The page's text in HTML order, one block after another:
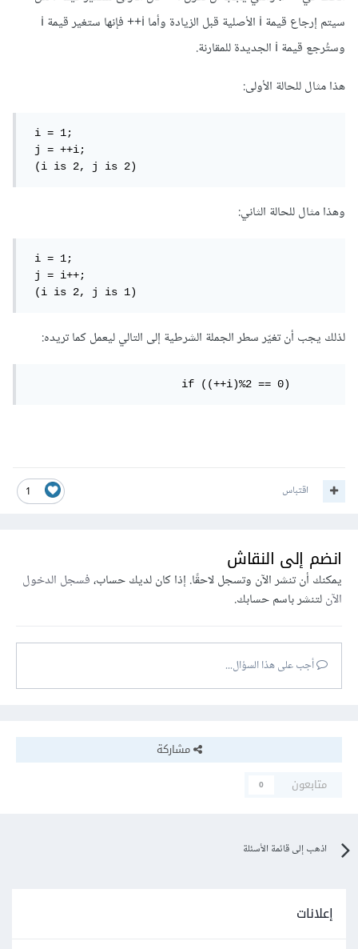
وستُرجع قيمة i الجديدة للمقارنة.
هذا مثال للحالة الأولى:
i = 1;
j = ++i;
(i is 2, j is 2)
وهذا مثال للحالة الثاني:
i = 1;
j = i++;
(i is 2, j is 1)
لذلك يجب أن تغيّر سطر الجملة الشرطية إلى التالي ليعمل كما تريده:
			if ((++i)%2 == 0)
1 اقتباس
انضم إلى النقاش
يمكنك أن تنشر الآن وتسجل لاحقًا. إذا كان لديك حساب،فسجل الدخول
الآنلتنشر باسم حسابك.
أجب على هذا السؤال...
مشاركة
متابعون
0
اذهب إلى قائمة الأسئلة
إعلانات